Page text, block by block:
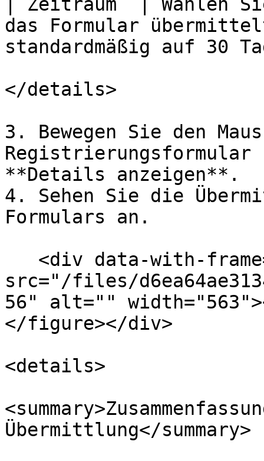
das Formular
standardmäßig auf
</details>
3. Bewegen Sie den
Registrierungsformular
**Details anzeigen**.
4. Sehen Sie die
Formulars an.
src="/files/
56" alt=""
</figure></div>
<details>
Übermittlung</summary>